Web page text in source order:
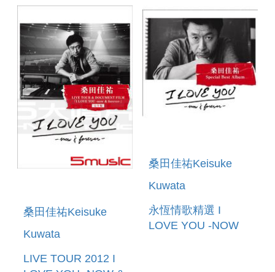
TAMAGOYAKI
FEAT.UMEBOSHI(日
本進口完全生產限定
盤A)
桑田佳祐Keisuke
Kuwata
LIVE TOUR 2012 I
桑田佳祐Keisuke
Kuwata
永恆情歌精選 I
LOVE YOU -NOW